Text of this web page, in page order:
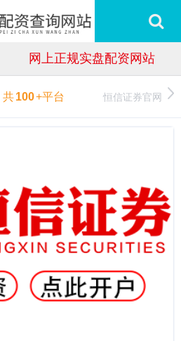
网上正规实盘配资网站
共100+平台 恒信证券官网